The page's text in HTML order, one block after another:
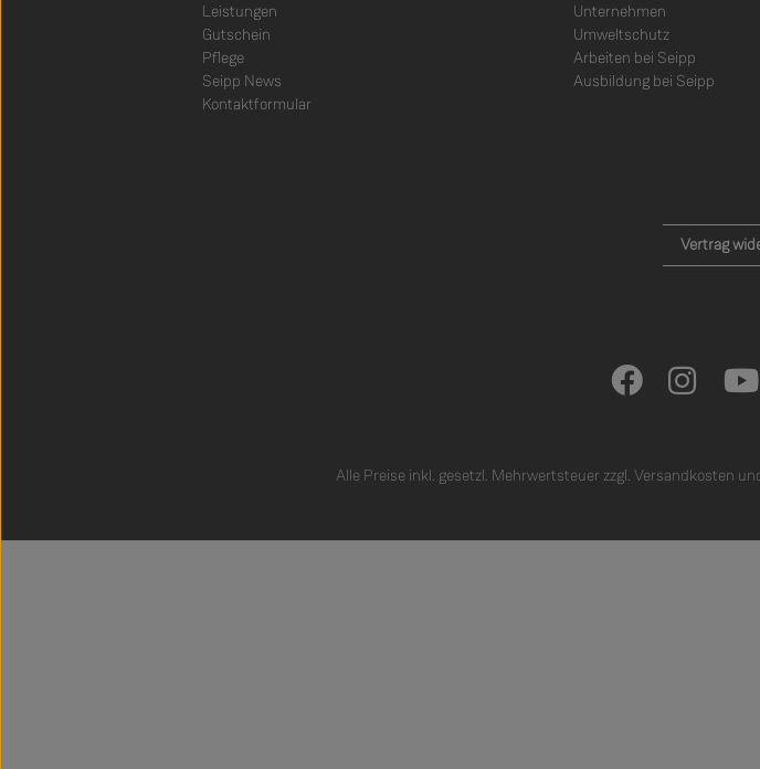
Leistungen
Gutschein
Pflege
Seipp News
Kontaktformular
Unternehmen
Umweltschutz
Arbeiten bei Seipp
Ausbildung bei Seipp
Vertrag
Alle Preise inkl. gesetzl. Mehrwertsteuer zzgl. Versandkosten